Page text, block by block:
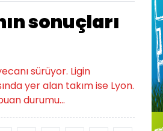
sonuçları
sürüyor. Ligin
yer alan takım ise Lyon.
durumu...